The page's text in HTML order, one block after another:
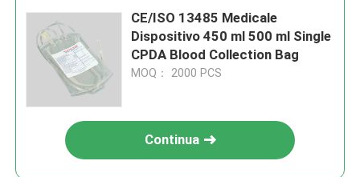
CE/ISO 13485 Medicale
Dispositivo 450 ml 500 ml Single
CPDA Blood Collection Bag
MOQ： 2000 PCS
Continua